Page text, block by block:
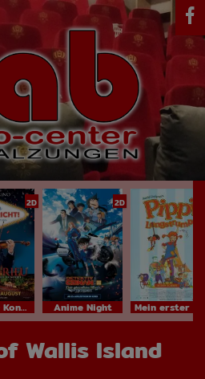
2D
Events & Konzerte
2D
Anime Night
Wallis Island